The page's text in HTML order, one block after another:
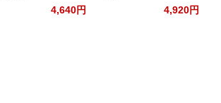
4,640円 4,920円